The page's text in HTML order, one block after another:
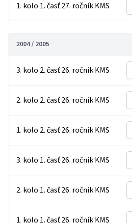
1. kolo 1. časť 27. ročník KMS
2004 / 2005
3. kolo 2. časť 26. ročník KMS
2. kolo 2. časť 26. ročník KMS
1. kolo 2. časť 26. ročník KMS
3. kolo 1. časť 26. ročník KMS
2. kolo 1. časť 26. ročník KMS
1. kolo 1. časť 26. ročník KMS